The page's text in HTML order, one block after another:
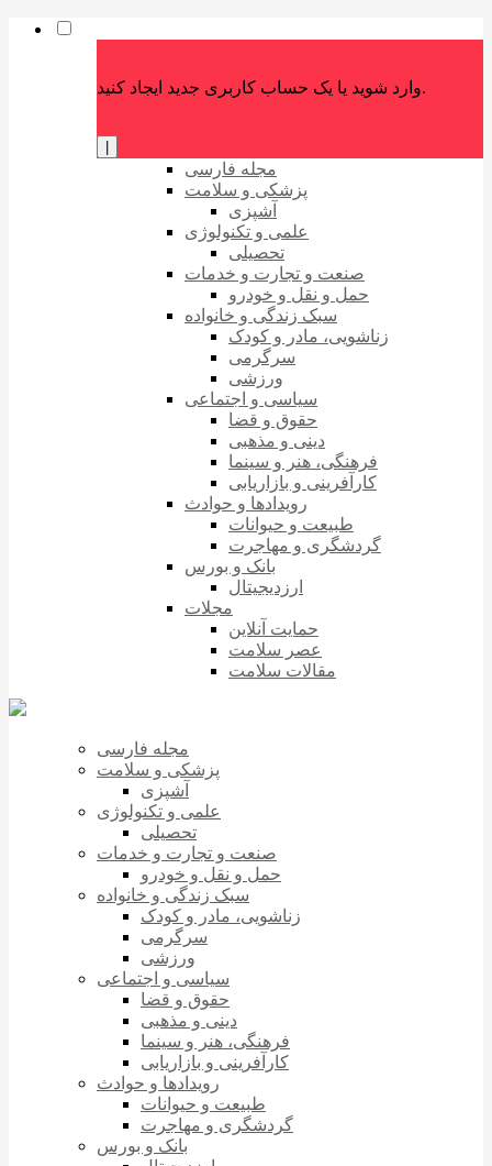
وارد شوید یا یک حساب کاربری جدید ایجاد کنید.
مجله فارسی
پزشکی و سلامت
آشپزی
علمی و تکنولوژی
تحصیلی
صنعت و تجارت و خدمات
حمل و نقل و خودرو
سبک زندگی و خانواده
زناشویی، مادر و کودک
سرگرمی
ورزشی
سیاسی و اجتماعی
حقوق و قضا
دینی و مذهبی
فرهنگی، هنر و سینما
کارآفرینی و بازاریابی
رویدادها و حوادث
طبیعت و حیوانات
گردشگری و مهاجرت
بانک و بورس
ارزدیجیتال
مجلات
حمایت آنلاین
عصر سلامت
مقالات سلامت
مجله فارسی
پزشکی و سلامت
آشپزی
علمی و تکنولوژی
تحصیلی
صنعت و تجارت و خدمات
حمل و نقل و خودرو
سبک زندگی و خانواده
زناشویی، مادر و کودک
سرگرمی
ورزشی
سیاسی و اجتماعی
حقوق و قضا
دینی و مذهبی
فرهنگی، هنر و سینما
کارآفرینی و بازاریابی
رویدادها و حوادث
طبیعت و حیوانات
گردشگری و مهاجرت
بانک و بورس